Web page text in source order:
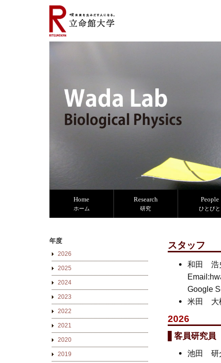
Home
ホーム
Research
研究
People
ひとびと
スタッフ
和田 浩
Google
米田 大
2026
客員研究員
池田
年度
2026
2025
2024
2023
2022
2021
2020
2019